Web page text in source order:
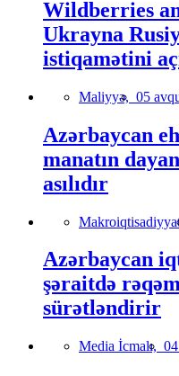
Wildberries
Ukrayna
istiqamətini
Maliyyə, 05
Azərbaycan
manatın
asılıdır
Azərbaycan
şəraitdə
sürətləndirir
Media İcmalı,